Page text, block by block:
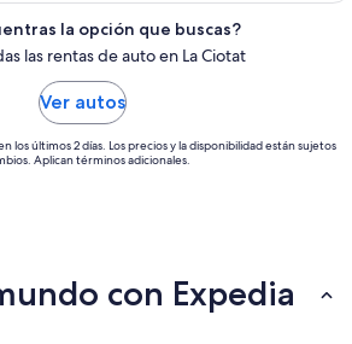
la opción que buscas?
las rentas de auto en La Ciotat
Ver autos
los últimos 2 días. Los precios y la disponibilidad están sujetos
Aplican términos adicionales.
con Expedia